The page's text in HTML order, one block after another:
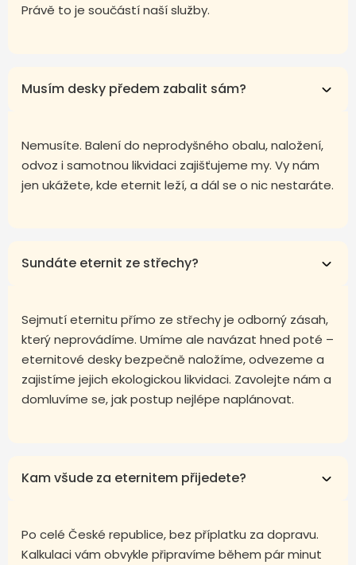
Právě to je součástí naší služby.
Musím desky předem zabalit sám?
Nemusíte. Balení do neprodyšného obalu, naložení,
odvoz i samotnou likvidaci zajišťujeme my. Vy nám
jen ukážete, kde eternit leží, a dál se o nic nestaráte.
Sundáte eternit ze střechy?
Sejmutí eternitu přímo ze střechy je odborný zásah,
který neprovádíme. Umíme ale navázat hned poté –
eternitové desky bezpečně naložíme, odvezeme a
zajistíme jejich ekologickou likvidaci. Zavolejte nám a
domluvíme se, jak postup nejlépe naplánovat.
Kam všude za eternitem přijedete?
Po celé České republice, bez příplatku za dopravu.
Kalkulaci vám obvykle připravíme během pár minut